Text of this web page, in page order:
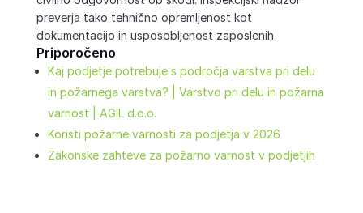
preverja tako tehnično opremljenost kot
dokumentacijo in usposobljenost zaposlenih.
Priporočeno
Kaj podjetje potrebuje s področja varstva pri delu
in požarnega varstva? | Varstvo pri delu in požarna
varnost | AGIL d.o.o.
Koristi požarne varnosti za podjetja v 2026
Zakonske zahteve za požarno varnost v podjetjih